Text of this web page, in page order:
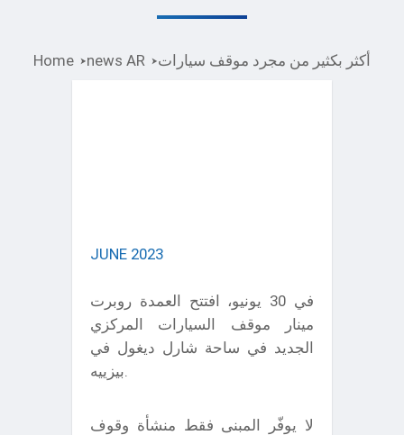
Home news AR أكثر بكثير من مجرد موقف سيارات
JUNE 2023
في 30 يونيو، افتتح العمدة روبرت
مينار موقف السيارات المركزي
الجديد في ساحة شارل ديغول في
بيزييه.
لا يوفّر المبنى فقط منشأة وقوف